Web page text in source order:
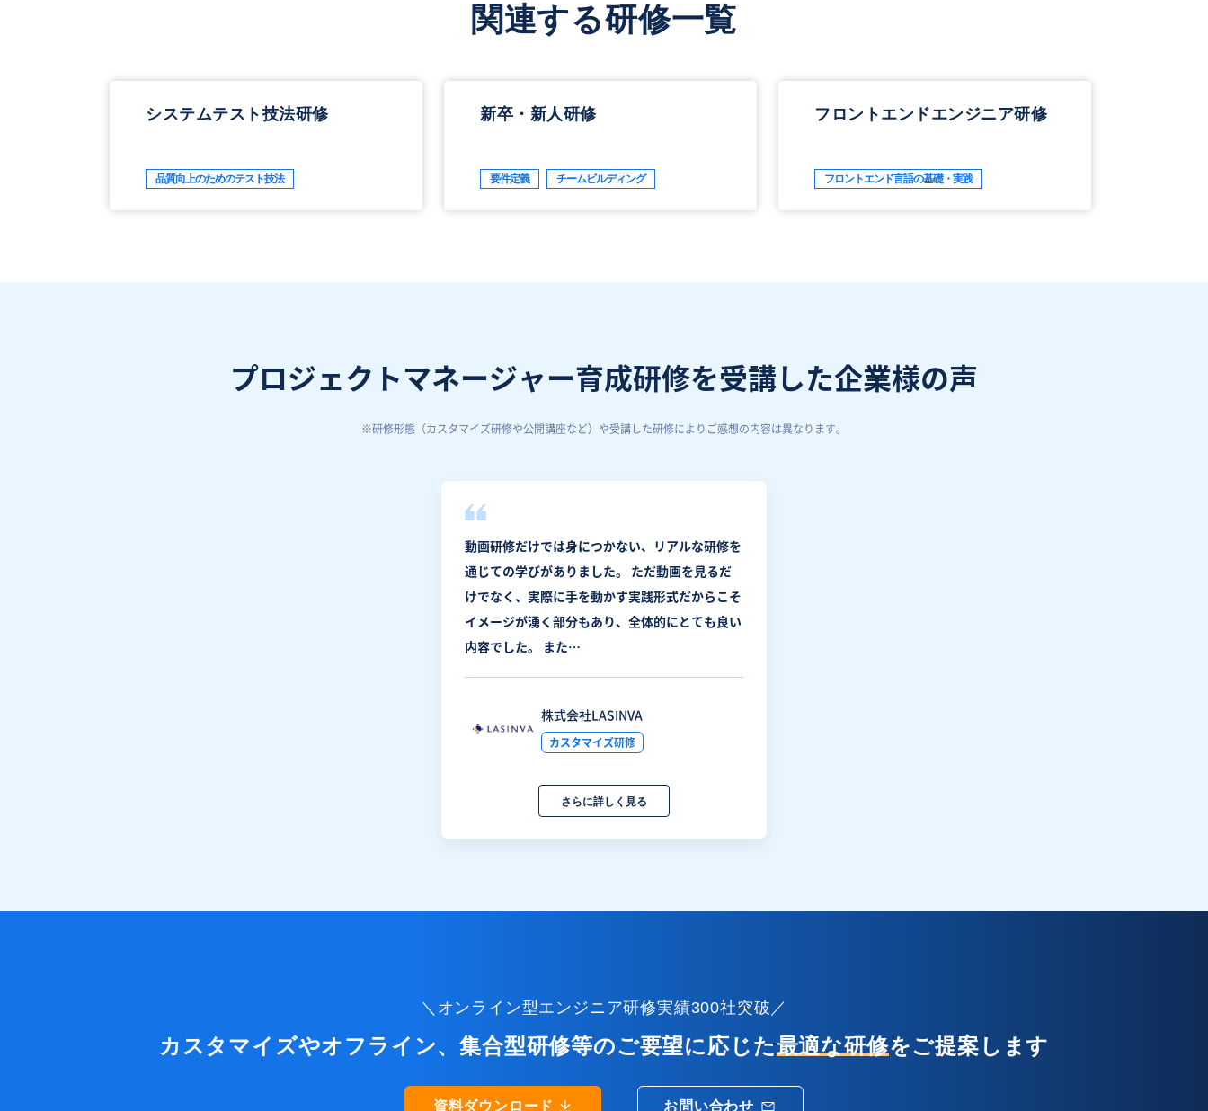
関連する研修一覧
システムテスト技法研修
品質向上のためのテスト技法
新卒・新人研修
要件定義 チームビルディング
フロントエンドエンジニア研修
フロントエンド言語の基礎・実践
プロジェクトマネージャー育成研修を受講した企業様の声
※研修形態（カスタマイズ研修や公開講座など）や受講した研修によりご感想の内容は異なります。
動画研修だけでは身につかない、リアルな研修を
通じての学びがありました。 ただ動画を見るだ
けでなく、実際に手を動かす実践形式だからこそ
イメージが湧く部分もあり、全体的にとても良い
内容でした。 また…
株式会社LASINVA
カスタマイズ研修
さらに詳しく見る
＼オンライン型エンジニア研修実績300社突破／
カスタマイズやオフライン、集合型研修等のご要望に応じた最適な研修をご提案します
資料ダウンロード お問い合わせ